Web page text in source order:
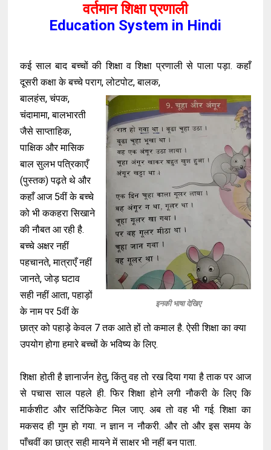
वर्तमान शिक्षा प्रणाली
Education System in Hindi
कई साल बाद बच्चों की शिक्षा व शिक्षा प्रणाली से पाला पड़ा. कहाँ
दूसरी कक्षा के बच्चे पराग, लोटपोट, बालक,
इनकी भाषा देखिए
बालहंस, चंपक,
चंदामामा, बालभारती
जैसे साप्ताहिक,
पाक्षिक और मासिक
बाल सुलभ पत्रिकाएँ
(पुस्तक) पढ़ते थे और
कहाँ आज 5वीं के बच्चे
को भी ककहरा सिखाने
की नौबत आ रही है.
बच्चे अक्षर नहीं
पहचानते, मात्राएँ नहीं
जानते, जोड़ घटाव
सही नहीं आता, पहाड़ों
के नाम पर 5वीं के
छात्र को पहाड़े केवल 7 तक आते हों तो कमाल है. ऐसी शिक्षा का क्या
उपयोग होगा हमारे बच्चों के भविष्य के लिए.
शिक्षा होती है ज्ञानार्जन हेतु, किंतु वह तो रख दिया गया है ताक पर आज
से पचास साल पहले ही. फिर शिक्षा होने लगी नौकरी के लिए कि
मार्कशीट और सर्टिफिकेट मिल जाए. अब तो वह भी गई. शिक्षा का
मकसद ही गुम हो गया. न ज्ञान न नौकरी. और तो और इस समय के
पाँचवीं का छात्र सही मायने में साक्षर भी नहीं बन पाता.